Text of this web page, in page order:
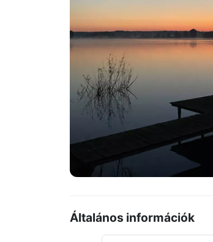
Általános információk